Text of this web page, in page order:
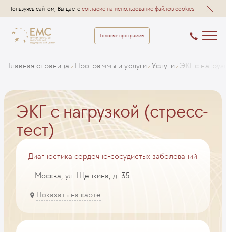
Пользуясь сайтом, Вы даете согласие на использование файлов cookies
Годовые программы
Главная страница Программы и услуги Услуги ЭКГ с
ЭКГ с нагрузкой (стресс-
тест)
Диагностика сердечно-сосудистых заболеваний
г. Москва, ул. Щепкина, д. 35
Показать на карте